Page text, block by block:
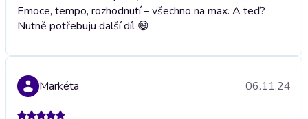
Emoce, tempo, rozhodnutí – všechno na max. A teď?
Nutně potřebuju další díl 😄
Markéta 06.11.24